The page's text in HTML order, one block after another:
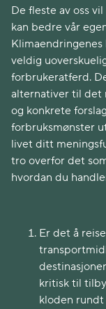
De fleste av oss
kan bedre vår
veldig
forbrukeratferd.
alternativer til det
og konkrete
forbruksmønster
livet ditt
tro overfor det
hvordan du
Er det å
kritisk til
kloden rundt